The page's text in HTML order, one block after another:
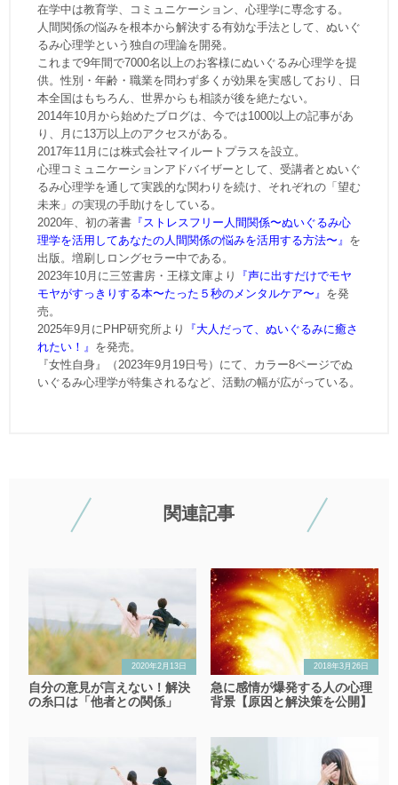
在学中は教育学、コミュニケーション、心理学に専念する。
人間関係の悩みを根本から解決する有効な手法として、ぬいぐ
るみ心理学という独自の理論を開発。
これまで9年間で7000名以上のお客様にぬいぐるみ心理学を提
供。性別・年齢・職業を問わず多くが効果を実感しており、日
本全国はもちろん、世界からも相談が後を絶たない。
2014年10月から始めたブログは、今では1000以上の記事があ
り、月に13万以上のアクセスがある。
2017年11月には株式会社マイルートプラスを設立。
心理コミュニケーションアドバイザーとして、受講者とぬいぐ
るみ心理学を通して実践的な関わりを続け、それぞれの「望む
未来」の実現の手助けをしている。
2020年、初の著書 『ストレスフリー人間関係〜ぬいぐるみ心
理学を活用してあなたの人間関係の悩みを活用する方法〜』 を
出版。増刷しロングセラー中である。
2023年10月に三笠書房・王様文庫より
『声に出すだけでモヤ
モヤがすっきりする本〜たった５秒のメンタルケア〜』 を発
売。
2025年9月にPHP研究所より
『大人だって、ぬいぐるみに癒さ
れたい！』 を発売。
『女性自身』（2023年9月19日号）にて、カラー8ページでぬ
いぐるみ心理学が特集されるなど、活動の幅が広がっている。
関連記事
2020年2月13日
自分の意見が言えない！解決
の糸口は「他者との関係」
2018年3月26日
急に感情が爆発する人の心理
背景【原因と解決策を公開】